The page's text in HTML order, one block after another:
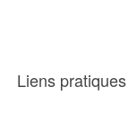
Liens pratiques